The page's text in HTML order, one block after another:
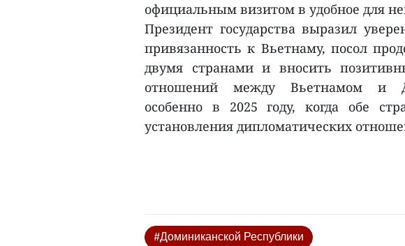
официальным визитом в удобное для
Президент государства выразил
привязанность к Вьетнаму, посол
двумя странами и вносить
отношений между Вьетнамом и
особенно в 2025 году, когда обе
установления дипломатических
#Доминиканской Республики